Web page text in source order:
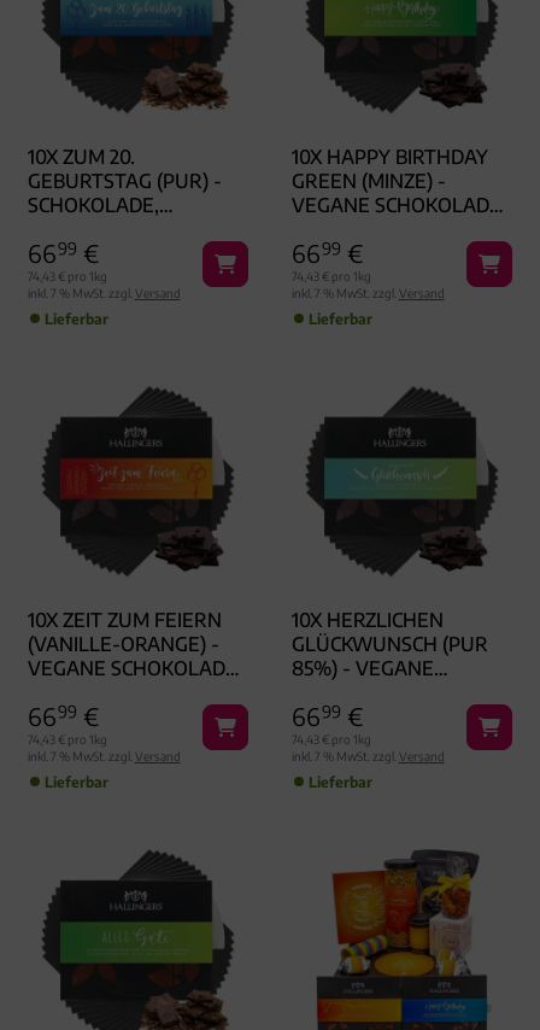
10X ZUM 20.
GEBURTSTAG (PUR) -
SCHOKOLADE,
ALKOHOL
6699 €
74,43 € pro 1kg
inkl. 7 % MwSt. zzgl. Versand
Lieferbar
10X HAPPY BIRTHDAY
GREEN (MINZE) -
VEGANE SCHOKOLADE,
ALKOHOL
6699 €
74,43 € pro 1kg
inkl. 7 % MwSt. zzgl. Versand
Lieferbar
10X ZEIT ZUM FEIERN
(VANILLE-ORANGE) -
VEGANE SCHOKOLADE,
ALKOHOL
6699 €
74,43 € pro 1kg
inkl. 7 % MwSt. zzgl. Versand
Lieferbar
10X HERZLICHEN
GLÜCKWUNSCH (PUR
85%) - VEGANE
HANDMADE OHNE
ALKOHOL
6699 €
74,43 € pro 1kg
inkl. 7 % MwSt. zzgl. Versand
Lieferbar